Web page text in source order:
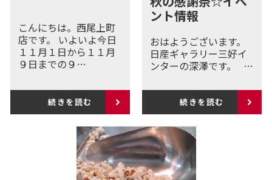
こんにちは。西尾上町
店です。 いよいよ今日
１１月１日から１１月
９日までの９…
続きを読む
ント情報
おはようございます。
日産ギャラリー三好イ
ンターの深澤です。 …
続きを読む